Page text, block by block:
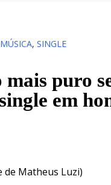
MÚSICA, SINGLE
mais puro
em
de Matheus Luzi)